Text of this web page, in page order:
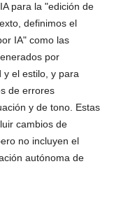
para la "edición de
definimos el
IA" como las
por
y el estilo, y para
de errores
y de tono. Estas
cambios de
no incluyen el
autónoma de